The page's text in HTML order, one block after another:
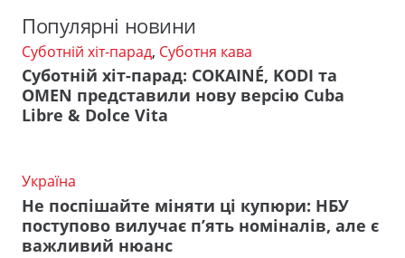
Популярні новини
Суботній хіт-парад, Суботня кава
Суботній хіт-парад: COKAINÉ, KODI та
OMEN представили нову версію Cuba
Libre & Dolce Vita
Україна
Не поспішайте міняти ці купюри: НБУ
поступово вилучає п’ять номіналів, але є
важливий нюанс